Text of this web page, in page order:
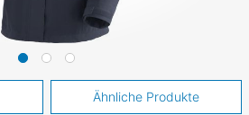
Ähnliche Produkte